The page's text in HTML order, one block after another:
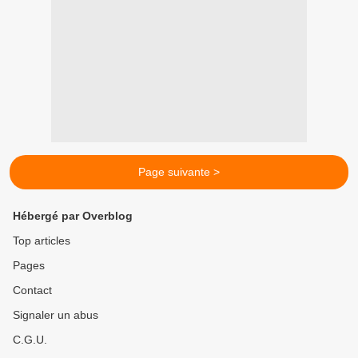
Page suivante >
Hébergé par Overblog
Top articles
Pages
Contact
Signaler un abus
C.G.U.